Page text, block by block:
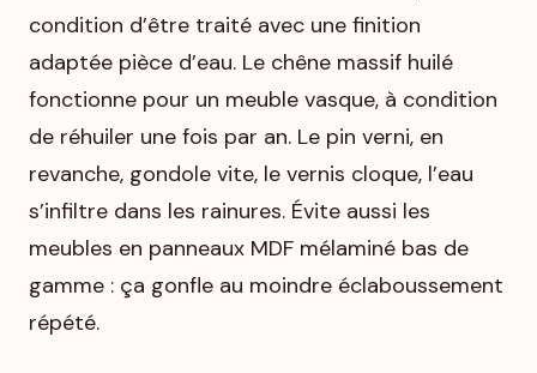
condition d’être traité avec une finition
adaptée pièce d’eau. Le chêne massif huilé
fonctionne pour un meuble vasque, à condition
de réhuiler une fois par an. Le pin verni, en
revanche, gondole vite, le vernis cloque, l’eau
s’infiltre dans les rainures. Évite aussi les
meubles en panneaux MDF mélaminé bas de
gamme : ça gonfle au moindre éclaboussement
répété.